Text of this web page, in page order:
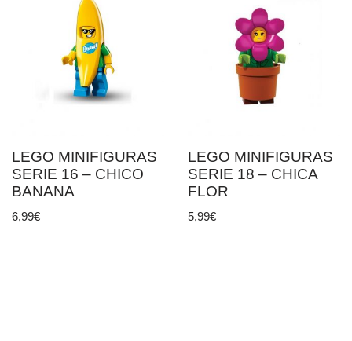
LEGO MINIFIGURAS
SERIE 16 – CHICO
BANANA
6,99€
LEGO MINIFIGURAS
SERIE 18 – CHICA
FLOR
5,99€